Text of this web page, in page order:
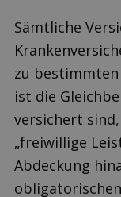
Sämtliche
zu
ist die
versichert
„freiwillige
Abdeckung